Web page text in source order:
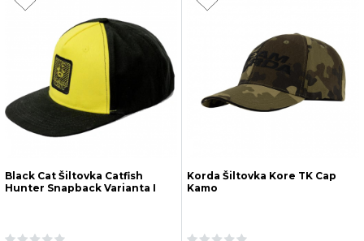
Black Cat Šiltovka Catfish
Hunter Snapback Varianta I
Korda Šiltovka Kore TK Cap
Kamo